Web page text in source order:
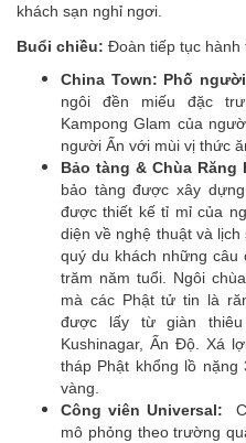
khách sạn nghỉ ngơi.
Buổi chiều: Đoàn tiếp tục hành
China Town: Phố
ngôi đền miếu đặc
Kampong Glam của
người Ấn với mùi vị thức
Bảo tàng & Chùa Răng
bảo tàng được xây
được thiết kế tỉ mỉ của
diện về nghệ thuật và
quý du khách những câu
trăm năm tuổi. Ngôi
mà các Phật tử tin là
được lấy từ giàn
Kushinagar, Ấn Độ. Xá
tháp Phật khổng lồ
vàng.
Công viên Universal:
mô phỏng theo trường